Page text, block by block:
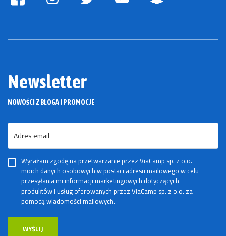
Newsletter
NOWOŚCI Z BLOGA I PROMOCJE
Adres email
WYŚLIJ
Wyrażam zgodę na przetwarzanie przez ViaCamp sp. z o.o.
moich danych osobowych w postaci adresu mailowego w celu
przesyłania mi informacji marketingowych dotyczących
produktów i usług oferowanych przez ViaCamp sp. z o.o. za
pomocą wiadomości mailowych.